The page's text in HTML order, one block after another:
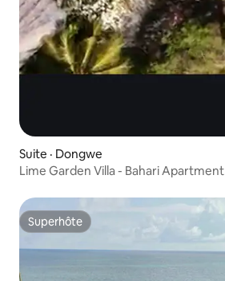
Suite · Dongwe
Lime Garden Villa - Bahari Apartment
Superhôte
Superhôte